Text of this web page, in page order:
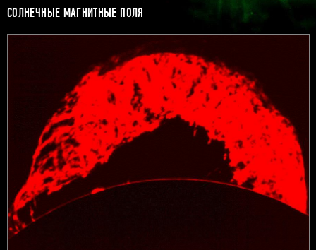
СОЛНЕЧНЫЕ МАГНИТНЫЕ ПОЛЯ